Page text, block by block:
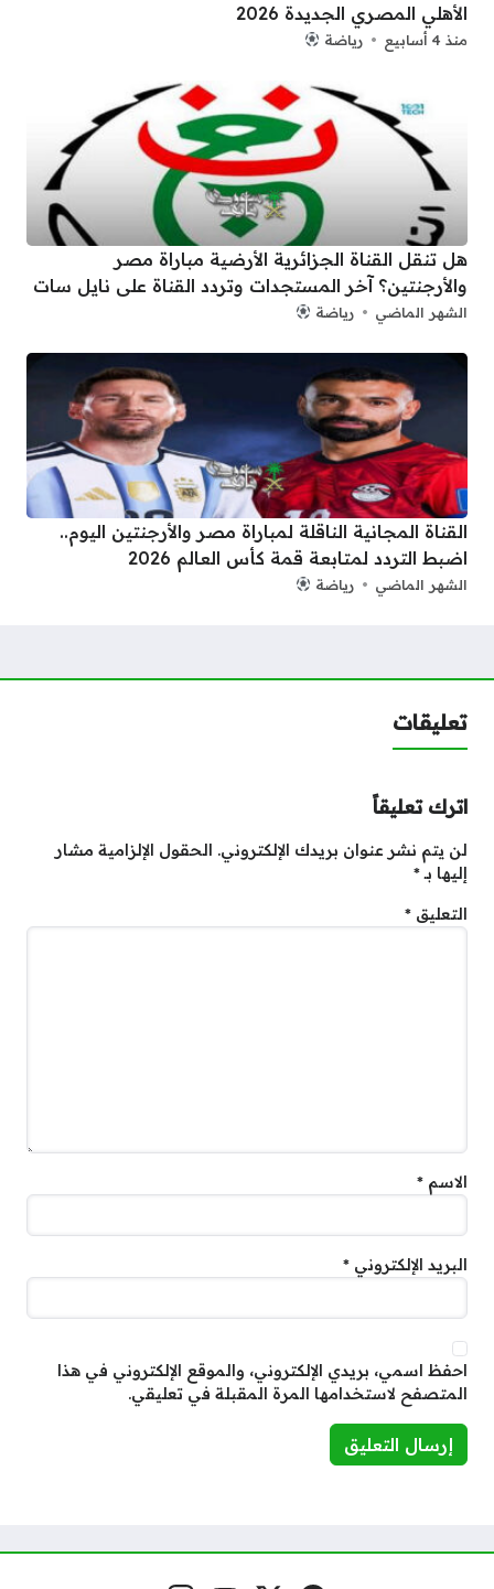
الأهلي المصري الجديدة 2026
منذ 4 أسابيع رياضة
هل تنقل القناة الجزائرية الأرضية مباراة مصر
والأرجنتين؟ آخر المستجدات وتردد القناة على نايل سات
الشهر الماضي رياضة
القناة المجانية الناقلة لمباراة مصر والأرجنتين اليوم..
اضبط التردد لمتابعة قمة كأس العالم 2026
الشهر الماضي رياضة
تعليقات
اترك تعليقاً
لن يتم نشر عنوان بريدك الإلكتروني. الحقول الإلزامية مشار
إليها بـ*
التعليق *
الاسم *
البريد الإلكتروني *
احفظ اسمي، بريدي الإلكتروني، والموقع الإلكتروني في هذا
المتصفح لاستخدامها المرة المقبلة في تعليقي.